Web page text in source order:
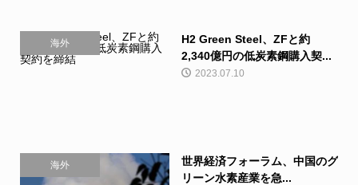
海外
H2 Green Steel、ZFと約
2,340億円の低炭素鋼購入契...
2023.07.10
海外
世界経済フォーラム、中国のグ
リーン水素産業を急...